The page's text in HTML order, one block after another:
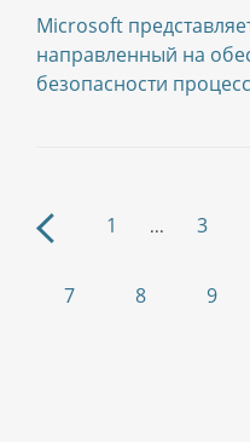
Microsoft
направленный на
безопасности
1 ... 3
7 8 9